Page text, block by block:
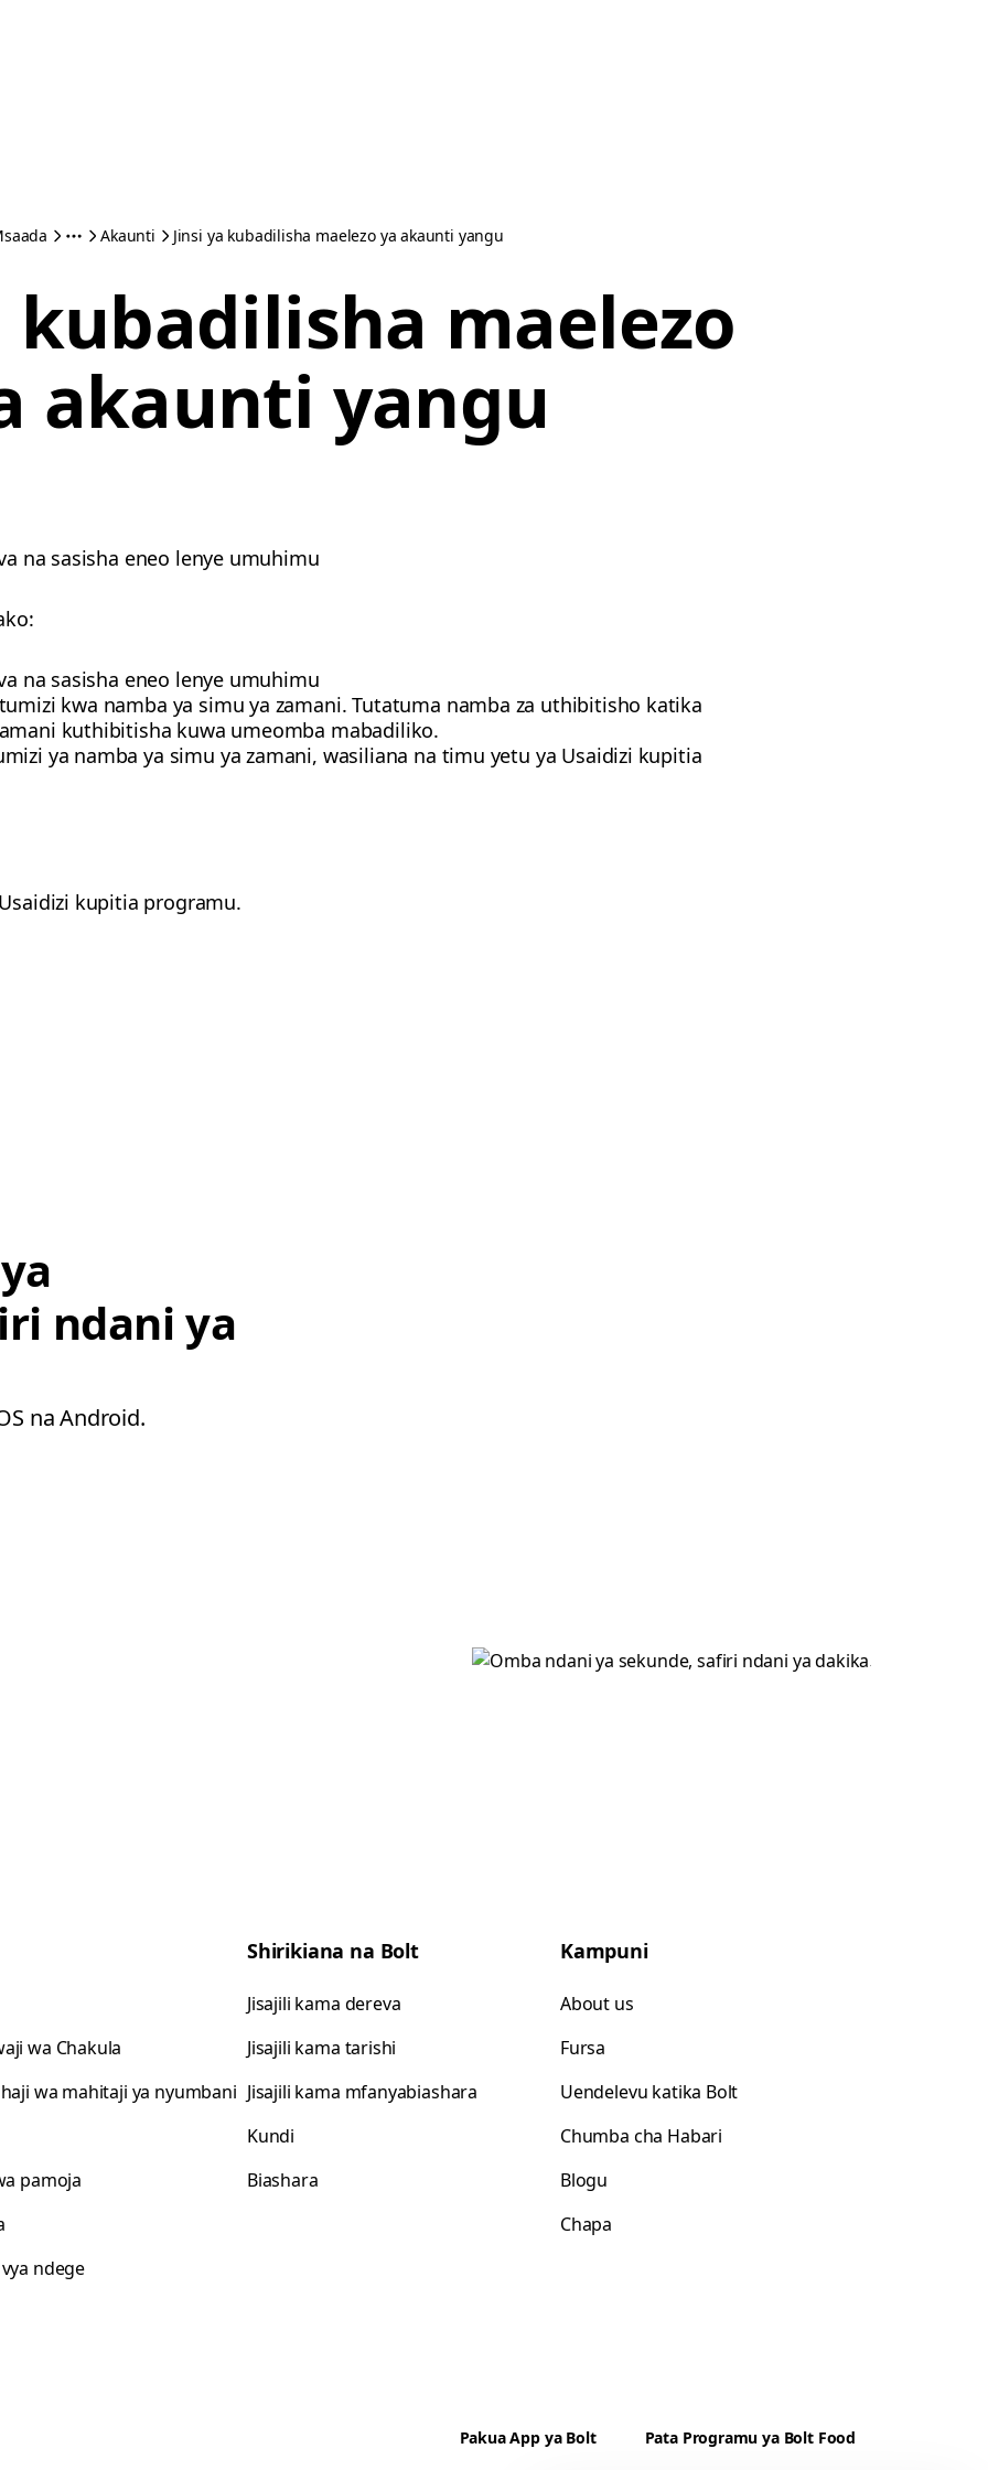
Akaunti Jinsi ya kubadilisha maelezo ya akaunti yangu
kubadilisha maelezo
akaunti yangu
na sasisha eneo lenye umuhimu
na sasisha eneo lenye umuhimu
kwa namba ya simu ya zamani. Tutatuma namba za uthibitisho katika
kuthibitisha kuwa umeomba mabadiliko.
ya namba ya simu ya zamani, wasiliana na timu yetu ya Usaidizi kupitia
kupitia programu.
ndani ya
na Android.
wa Chakula
wa mahitaji ya nyumbani
pamoja
ndege
Shirikiana na Bolt
Jisajili kama dereva
Jisajili kama tarishi
Jisajili kama mfanyabiashara
Kundi
Biashara
Kampuni
About us
Fursa
Uendelevu katika Bolt
Chumba cha Habari
Blogu
Chapa
Pakua App ya Bolt Pata Programu ya Bolt Food